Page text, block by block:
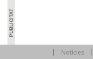
Notícies